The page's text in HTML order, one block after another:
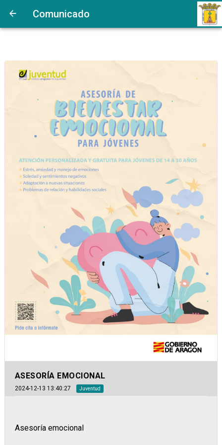
Comunicado
ASESORÍA EMOCIONAL
2024-12-13 13:40:27 Juventud
Asesoría emocional